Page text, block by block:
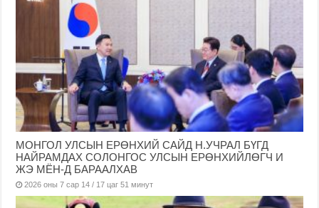
МОНГОЛ УЛСЫН ЕРӨНХИЙ САЙД Н.УЧРАЛ БҮГД
НАЙРАМДАХ СОЛОНГОС УЛСЫН ЕРӨНХИЙЛӨГЧ И
ЖЭ МЁН-Д БАРААЛХАВ
2026 оны 7 сар 14 / 17 цаг 51 минут